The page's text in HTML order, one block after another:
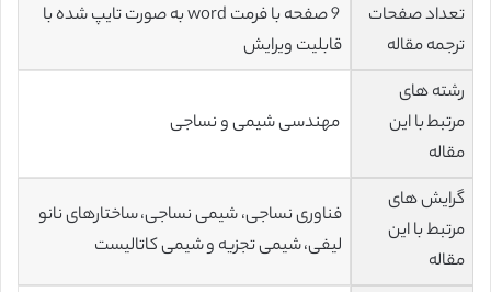
تعداد صفحات
ترجمه مقاله
9 صفحه با فرمت word به صورت تایپ شده با
قابلیت ویرایش
رشته های
مرتبط با این
مقاله
مهندسی شیمی و نساجی
گرایش های
مرتبط با این
مقاله
فناوری نساجی، شیمی‌ نساجی‌، ساختارهای نانو
لیفی، شیمی تجزیه و شیمی کاتالیست